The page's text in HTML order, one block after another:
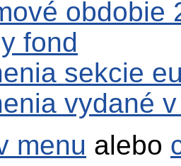
obdobie
fond
sekcie
vydané
menu alebo